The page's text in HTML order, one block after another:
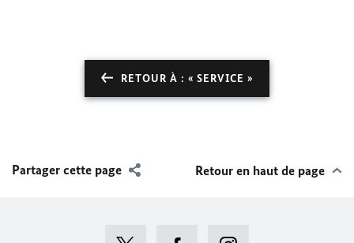
RETOUR À : « SERVICE »
Partager cette page Retour en haut de page